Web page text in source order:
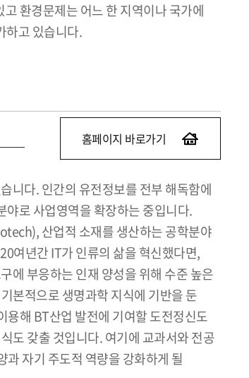
환경문제는 어느 한 지역이나 국가에
하고 있습니다.
홈페이지 바로가기
니다. 인간의 유전정보를 전부 해독함에
로 사업영역을 확장하는 중입니다.
산업적 소재를 생산하는 공학분야
여년간 IT가 인류의 삶을 혁신했다면,
에 부응하는 인재 양성을 위해 수준 높은
본적으로 생명과학 지식에 기반을 둔
용해 BT산업 발전에 기여할 도전정신도
도 갖출 것입니다. 여기에 교과서와 전공
자기 주도적 역량을 강화하게 될